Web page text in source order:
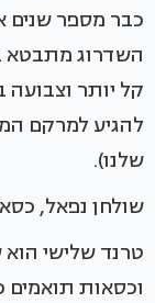
כבר מספר
השדרוג מתבטא
קל יותר
להגיע למרקם
שלנו).
שולחן נפאל,
טרנד שלישי הוא
וכסאות תואמים